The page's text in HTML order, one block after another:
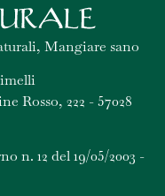
Mangiare sano
Rosso, 222 - 57028
n. 12 del 19/05/2003 -